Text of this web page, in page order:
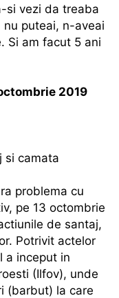
si vezi da treaba
puteai, n-aveai
Si am facut 5 ani
2019
si camata
problema cu
pe 13 octombrie
de santaj,
Potrivit actelor
a inceput in
(Ilfov), unde
(barbut) la care